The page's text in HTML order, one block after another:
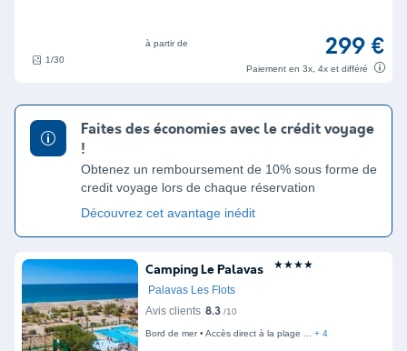
1/30
à partir de 299 €
Paiement en 3x, 4x et différé
Camping Le Palavas
★★★★
Palavas Les Flots
Avis clients 8.3 /10
Bord de mer Accès direct à la plage + 4
Faites des économies avec le crédit voyage
!
Obtenez un remboursement de 10% sous forme de
credit voyage lors de chaque réservation
Découvrez cet avantage inédit